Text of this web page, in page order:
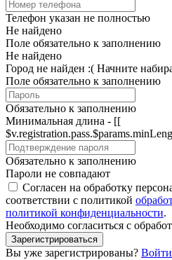
Телефон указан не полностью
Не найдено
Поле обязательно к заполнению
Не найдено
Город не найден :( Начните
Поле обязательно к заполнению
Обязательно к заполнению
Минимальная длина - [[
Обязательно к заполнению
Пароли не совпадают
Согласен на обработку
соответствии с политикой
политикой конфиденциальности.
Необходимо согласиться с
Зарегистрироваться
Вы уже зарегистрированы? Войти